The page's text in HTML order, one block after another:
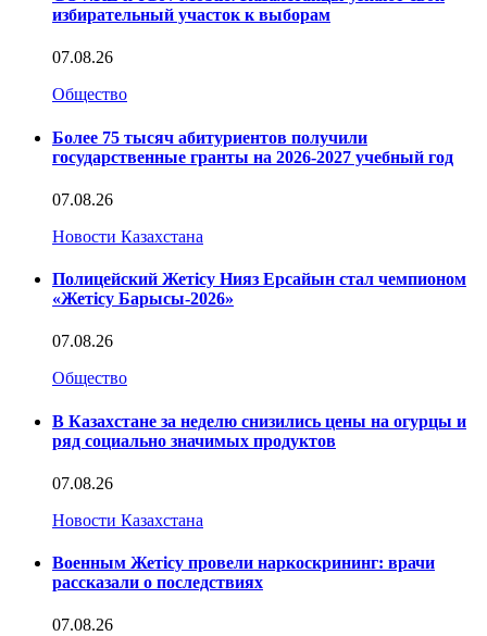
избирательный участок к выборам
07.08.26
Общество
Более 75 тысяч абитуриентов получили
государственные гранты на 2026-2027 учебный год
07.08.26
Новости Казахстана
Полицейский Жетісу Нияз Ерсайын стал чемпионом
«Жетісу Барысы-2026»
07.08.26
Общество
В Казахстане за неделю снизились цены на огурцы и
ряд социально значимых продуктов
07.08.26
Новости Казахстана
Военным Жетісу провели наркоскрининг: врачи
рассказали о последствиях
07.08.26